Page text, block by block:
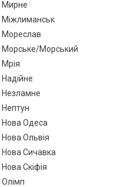
Мирне
Міжлиманськ
Мореслав
Морське/Морський
Мрія
Надійне
Незламне
Нептун
Нова Одеса
Нова Ольвія
Нова Сичавка
Нова Скіфія
Олімп